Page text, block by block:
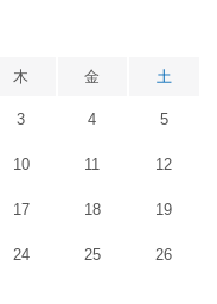
木 金 土
3 4 5
10 11 12
17 18 19
24 25 26